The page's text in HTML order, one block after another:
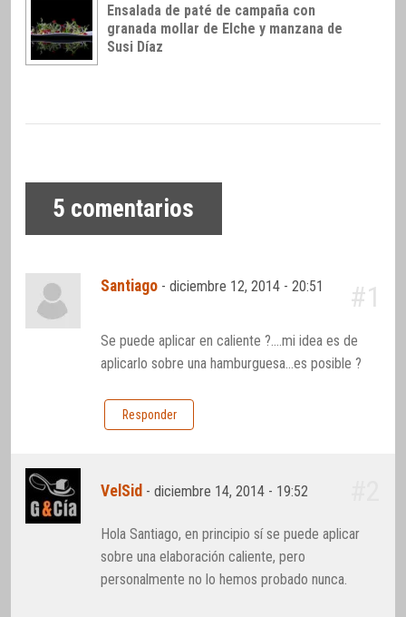
Ensalada de paté de campaña con
granada mollar de Elche y manzana de
Susi Díaz
5 comentarios
Santiago -diciembre 12, 2014 - 20:51 #1
Se puede aplicar en caliente ?….mi idea es de
aplicarlo sobre una hamburguesa…es posible ?
Responder
VelSid -diciembre 14, 2014 - 19:52
Hola Santiago, en principio sí se puede aplicar
sobre una elaboración caliente, pero
personalmente no lo hemos probado nunca.